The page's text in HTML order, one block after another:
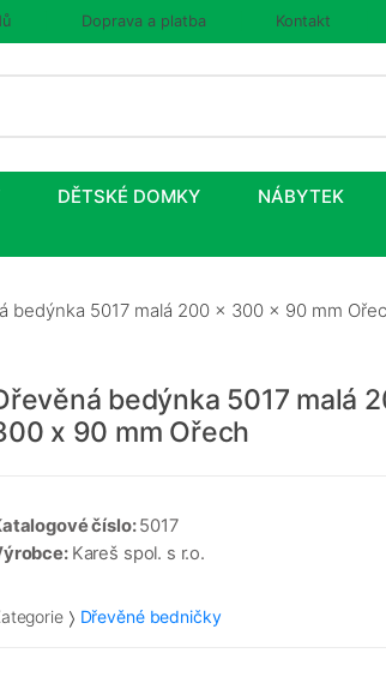
Doprava a platba Kontakt
DĚTSKÉ DOMKY NÁBYTEK
bedýnka 5017 malá 200 x 300 x 90 mm
bedýnka 5017 malá
x 90 mm Ořech
číslo:5017
Kareš spol. s r.o.
Dřevěné bedničky